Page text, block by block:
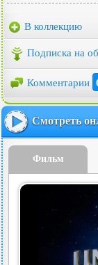
В коллекцию
Подписка на
Комментарии
Смотреть
Фильм